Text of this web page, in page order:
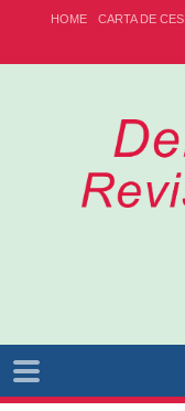
HOME CARTA DE